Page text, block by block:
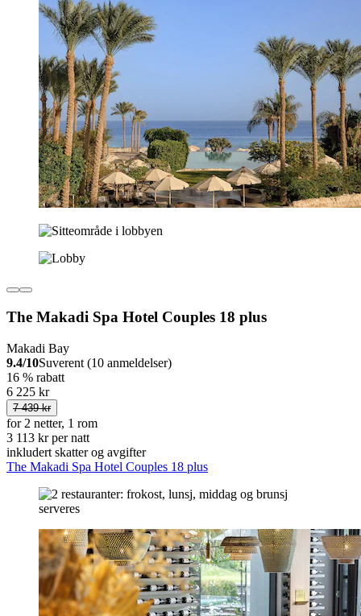
The Makadi Spa Hotel Couples 18 plus
Makadi Bay
9.4/10Suverent (10 anmeldelser)
16 % rabatt
6 225 kr
7 439 kr
for 2 netter, 1 rom
3 113 kr per natt
inkludert skatter og avgifter
The Makadi Spa Hotel Couples 18 plus